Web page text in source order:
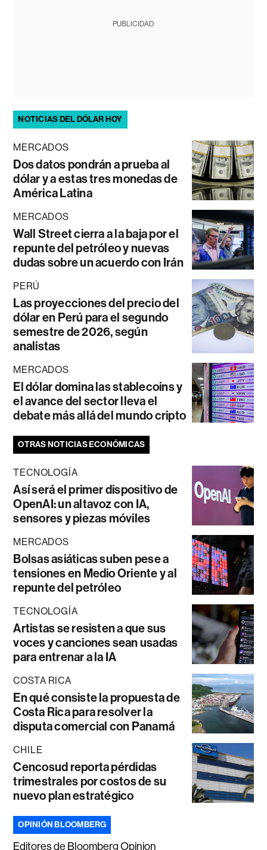
PUBLICIDAD
NOTICIAS DEL DÓLAR HOY
MERCADOS
Dos datos pondrán a prueba al
dólar y a estas tres monedas de
América Latina
MERCADOS
Wall Street cierra a la baja por el
repunte del petróleo y nuevas
dudas sobre un acuerdo con Irán
PERÚ
Las proyecciones del precio del
dólar en Perú para el segundo
semestre de 2026, según
analistas
MERCADOS
El dólar domina las stablecoins y
el avance del sector lleva el
debate más allá del mundo cripto
OTRAS NOTICIAS ECONÓMICAS
TECNOLOGÍA
Así será el primer dispositivo de
OpenAI: un altavoz con IA,
sensores y piezas móviles
MERCADOS
Bolsas asiáticas suben pese a
tensiones en Medio Oriente y al
repunte del petróleo
TECNOLOGÍA
Artistas se resisten a que sus
voces y canciones sean usadas
para entrenar a la IA
COSTA RICA
En qué consiste la propuesta de
Costa Rica para resolver la
disputa comercial con Panamá
CHILE
Cencosud reporta pérdidas
trimestrales por costos de su
nuevo plan estratégico
OPINIÓN BLOOMBERG
Editores de Bloomberg Opinion